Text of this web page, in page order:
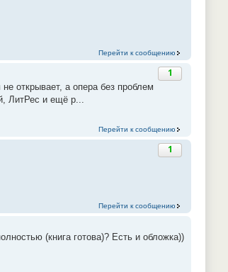
Перейти к сообщению
1
открывает, а опера без проблем
ЛитРес и ещё р...
Перейти к сообщению
1
Перейти к сообщению
(книга готова)? Есть и обложка))